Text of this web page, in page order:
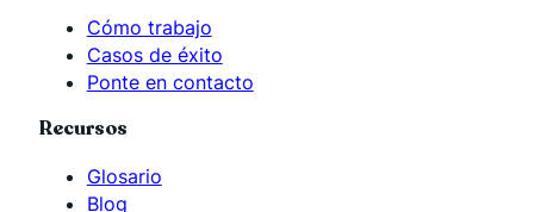
Cómo trabajo
Casos de éxito
Ponte en contacto
Recursos
Glosario
Blog